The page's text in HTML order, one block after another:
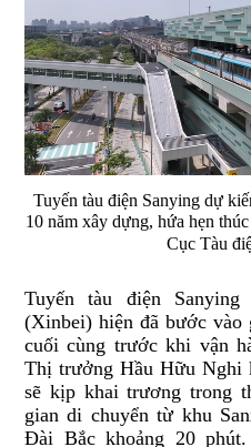
Tuyến tàu điện Sanying dự
10 năm xây dựng, hứa hẹn
Cục Tàu
Tuyến tàu điện
(Xinbei)hiện đã bước vào
cuối cùng trước khi vận
Thị trưởng Hầu Hữu Nghi
sẽ kịp khai trương trong
gian di chuyển từ khu
Đài Bắc khoảng 20